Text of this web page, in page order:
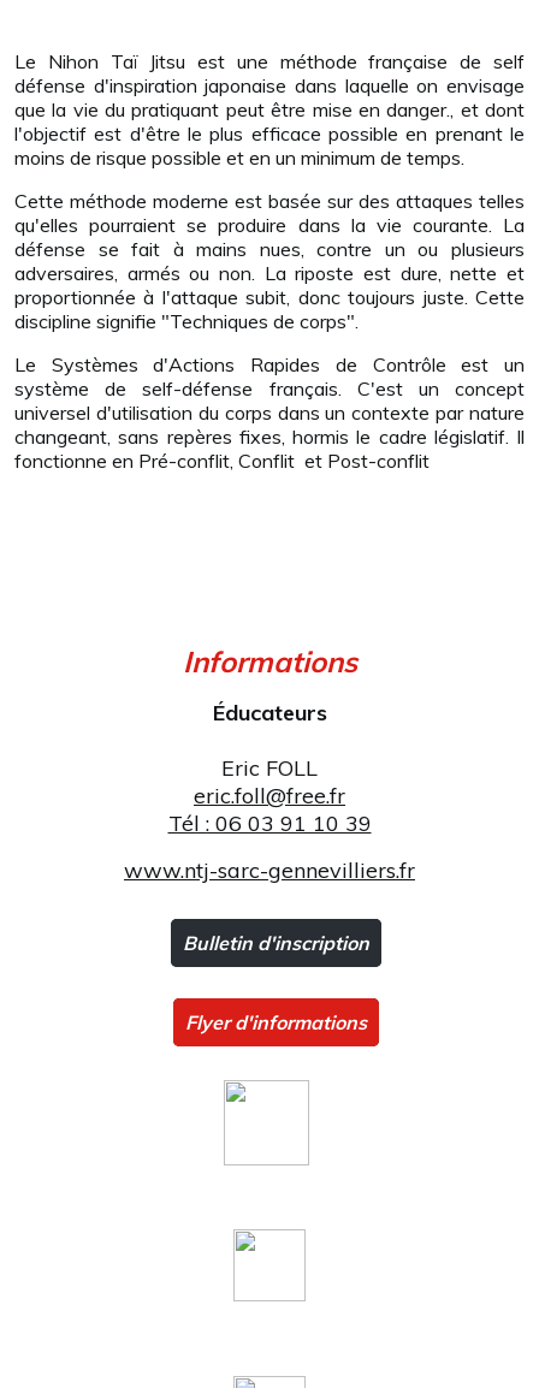
Le Nihon Taï Jitsu est une méthode française de self
défense d'inspiration japonaise dans laquelle on envisage
que la vie du pratiquant peut être mise en danger., et dont
l'objectif est d'être le plus efficace possible en prenant le
moins de risque possible et en un minimum de temps.
Cette méthode moderne est basée sur des attaques telles
qu'elles pourraient se produire dans la vie courante. La
défense se fait à mains nues, contre un ou plusieurs
adversaires, armés ou non.
La riposte est dure, nette et
proportionnée à l'attaque subit, donc toujours juste. Cette
discipline signifie "Techniques de corps".
Le Systèmes d'Actions Rapides de Contrôle est un
système de self-défense français. C'est un concept
universel d'utilisation du corps dans un contexte par nature
changeant, sans repères fixes, hormis le cadre législatif. Il
fonctionne en Pré-conflit, Conflit et Post-conflit
Informations
Éducateurs
Eric FOLL
eric.foll@free.fr
Tél : 06 03 91 10 39
www.ntj-sarc-gennevilliers.fr
Bulletin d'inscription
Flyer d'informations